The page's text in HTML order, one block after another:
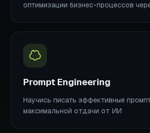
оптимизации бизнес-процессов
Prompt Engineering
Научись писать эффективные
максимальной отдачи от ИИ